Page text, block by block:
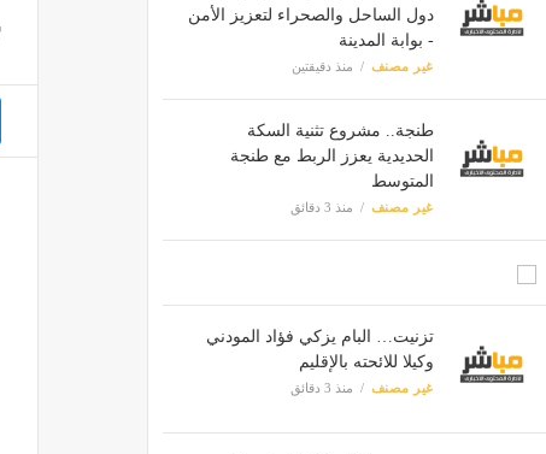
دول الساحل والصحراء لتعزيز الأمن
- بوابة المدينة
غير مصنف منذ دقيقتين
طنجة.. مشروع تثنية السكة
الحديدية يعزز الربط مع طنجة
المتوسط
غير مصنف منذ 3 دقائق
تزنيت… البام يزكي فؤاد المودني
وكيلا للائحته بالإقليم
غير مصنف منذ 3 دقائق